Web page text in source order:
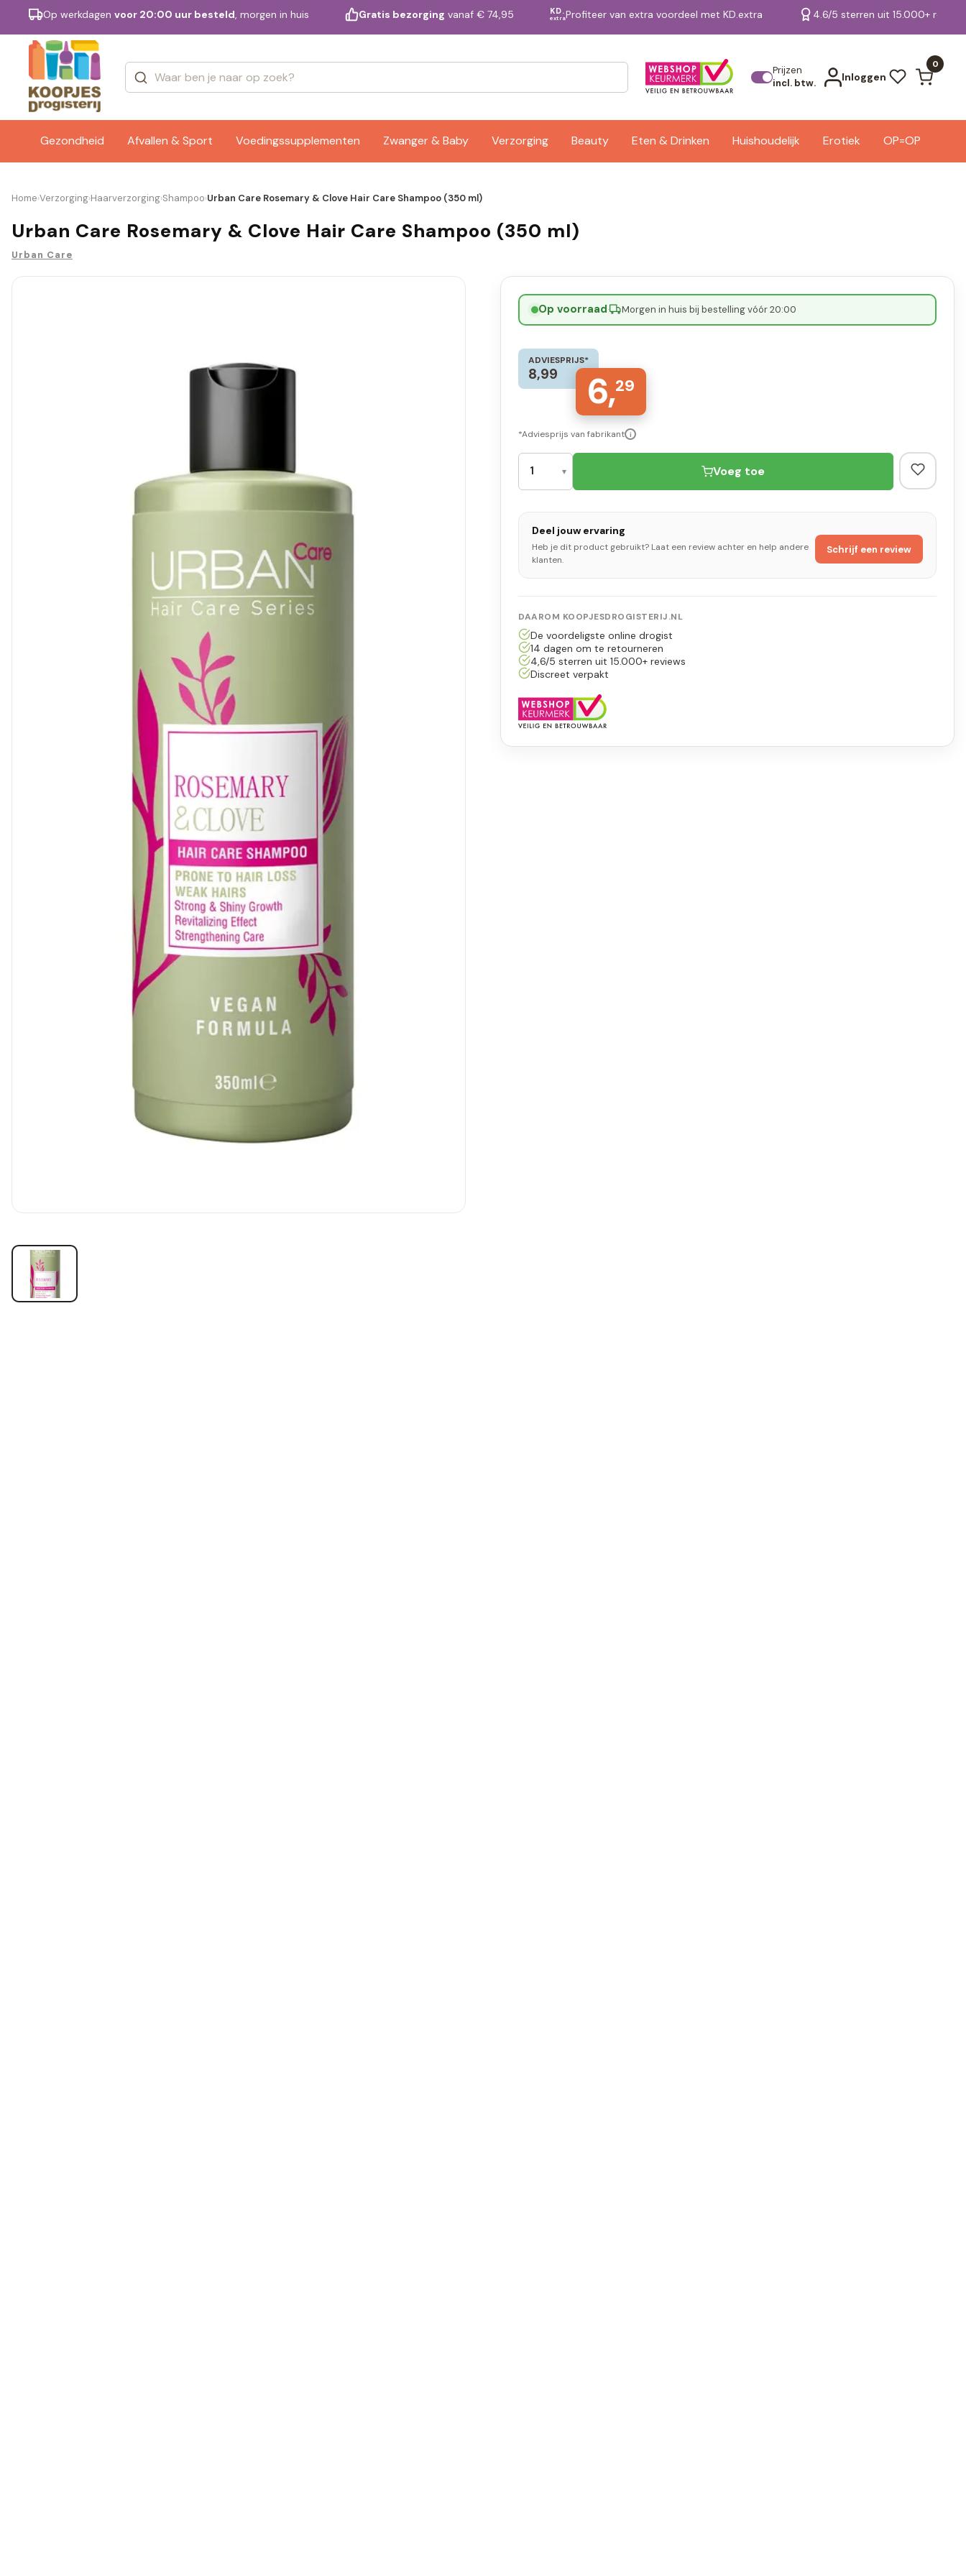
Op werkdagen voor 20:00 uur besteld, morgen in huis Gratis bezorging vanaf € 74,95 KD.
extraProfiteer van extra voordeel met KD.extra 4.6/5 sterren uit 15.000+
Prijzen
incl. btw.
Inloggen
0
Gezondheid Afvallen & Sport Voedingssupplementen Zwanger & Baby Verzorging Beauty Eten & Drinken Huishoudelijk Erotiek OP=OP
Merken Bekijk alle resultaten
Home›Verzorging›Haarverzorging›Shampoo›Urban Care Rosemary & Clove Hair Care Shampoo (350 ml)
Urban Care Rosemary & Clove Hair Care Shampoo (350 ml)
Urban Care
Op voorraad· Morgen in huis bij bestelling vóór 20:00
ADVIESPRIJS*
8,99 6,29
*Adviesprijs van fabrikant i
Voeg toe
Deel jouw ervaring
Heb je dit product gebruikt? Laat een review achter en help andere
klanten.
Schrijf een review
DAAROM KOOPJESDROGISTERIJ.NL
De voordeligste online drogist
14 dagen om te retourneren
4,6/5 sterren uit 15.000+ reviews
Discreet verpakt